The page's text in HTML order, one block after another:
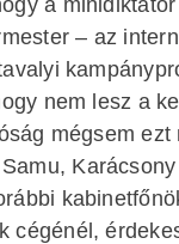
– az
nem lesz a
mégsem
cégénél,